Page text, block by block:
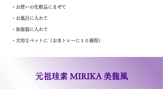
・お使いの化粧品にまぜて
・お風呂に入れて
・加湿器に入れて
・大切なペットに（お水トレーに１０滴程）
​元祖珪素 MIRIKA 美龍風